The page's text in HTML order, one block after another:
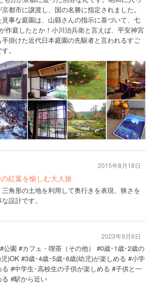
都市に譲渡し、国の名勝に指定されました。
事な庭園は、山縣さんの指示に基づいて、七
作庭したとか！小川治兵衛と言えば、平安神宮
掛けた近代日本庭園の先駆者と言われるすご
。
紅葉を愉しむ大人旅
角形の土地を利用して奥行きを表現、狭さを
設計です。
2015年8月18日
公園 #カフェ・喫茶（その他） #0歳･1歳･2歳の
)OK #3歳･4歳･5歳･6歳(幼児)が楽しめる #小学
#中学生･高校生の子供が楽しめる #子供と一
#駅から近い
2023年9月6日